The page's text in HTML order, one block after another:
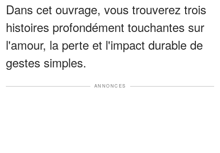
Dans cet ouvrage, vous trouverez trois
histoires profondément touchantes sur
l'amour, la perte et l'impact durable de
gestes simples.
ANNONCES